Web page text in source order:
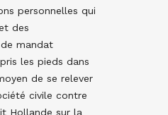
personnelles qui
des
mandat
les pieds dans
de se relever
civile contre
Hollande sur la